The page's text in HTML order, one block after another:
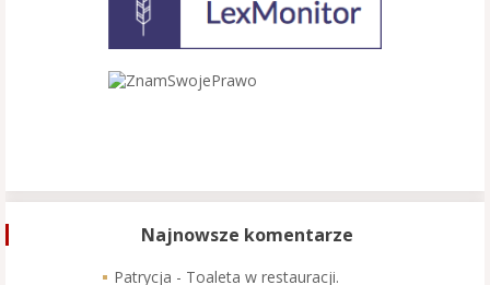
Najnowsze komentarze
Patrycja - Toaleta w restauracji.